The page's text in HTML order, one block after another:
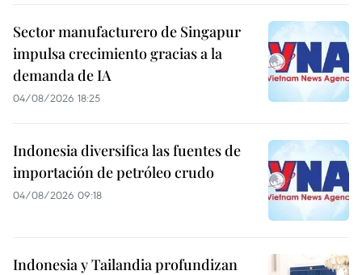
Sector manufacturero de Singapur
impulsa crecimiento gracias a la
demanda de IA
04/08/2026 18:25
Indonesia diversifica las fuentes de
importación de petróleo crudo
04/08/2026 09:18
Indonesia y Tailandia profundizan